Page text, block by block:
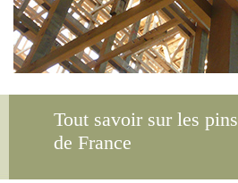
Tout savoir sur les pins
de France